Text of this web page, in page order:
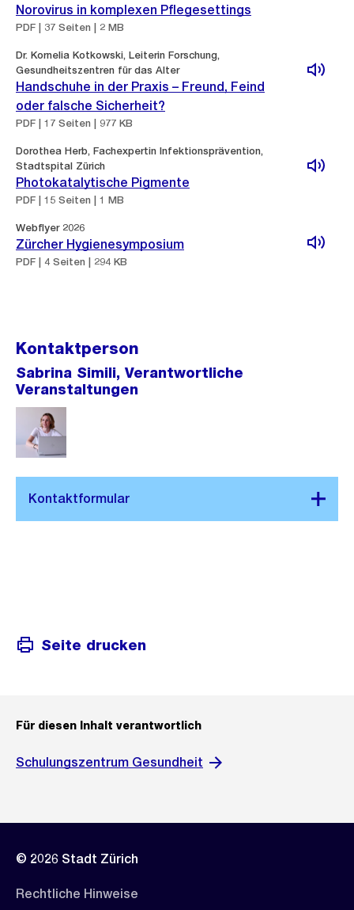
Norovirus in komplexen Pflegesettings
PDF | 37 Seiten | 2 MB
Dr. Kornelia Kotkowski, Leiterin Forschung,
Gesundheitszentren für das Alter
Handschuhe in der Praxis – Freund, Feind
oder falsche Sicherheit?
PDF | 17 Seiten | 977 KB
Dorothea Herb, Fachexpertin Infektionsprävention,
Stadtspital Zürich
Photokatalytische Pigmente
PDF | 15 Seiten | 1 MB
Webflyer 2026
Zürcher Hygienesymposium
PDF | 4 Seiten | 294 KB
Kontaktperson
Sabrina Simili, Verantwortliche
Veranstaltungen
Seite drucken
Für diesen Inhalt verantwortlich
Schulungszentrum Gesundheit
© 2026 Stadt Zürich
Rechtliche Hinweise